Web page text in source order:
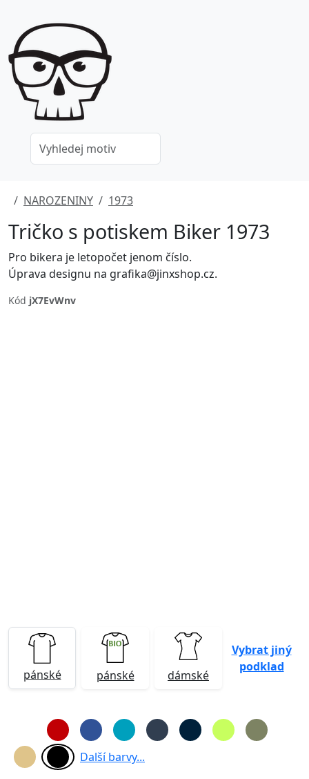
NAROZENINY 1973
Tričko s potiskem Biker 1973
Pro bikera je letopočet jenom číslo.
Úprava designu na grafika@jinxshop.cz.
Kód jX7EvWnv
pánské pánské dámské
Vybrat jiný
podklad
Další barvy...